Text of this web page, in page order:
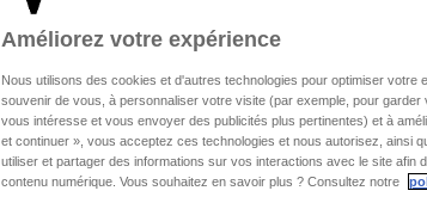
Améliorez votre expérience
Nous utilisons des cookies et d'autres technologies pour optimiser votre
souvenir de vous, à personnaliser votre visite (par exemple, pour
vous intéresse et vous envoyer des publicités plus pertinentes) et à
et continuer », vous acceptez ces technologies et nous autorisez, ainsi
utiliser et partager des informations sur vos interactions avec le site afin
contenu numérique. Vous souhaitez en savoir plus ? Consultez notre